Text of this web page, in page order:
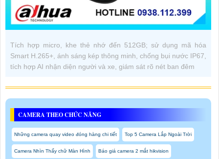
Tích hợp micro, khe thẻ nhớ đến 512GB; sử dụng mã hóa
Smart H.265+, ánh sáng kép thông minh, chống bụi nước IP67,
tích hợp AI nhận diện người và xe, giám sát rõ nét ban đêm
CAMERA THEO CHỨC NĂNG
Những camera quay video đóng hàng chi tiết Top 5 Camera Lắp Ngoài Trời
Camera Nhìn Thấy chữ Màn Hình Báo giá camera 2 mắt hikvision